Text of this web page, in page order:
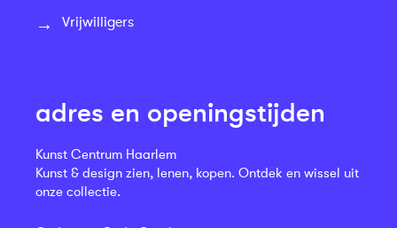
Vrijwilligers
adres en openingstijden
Kunst Centrum Haarlem
Kunst & design zien, lenen, kopen. Ontdek en wissel uit
onze collectie.